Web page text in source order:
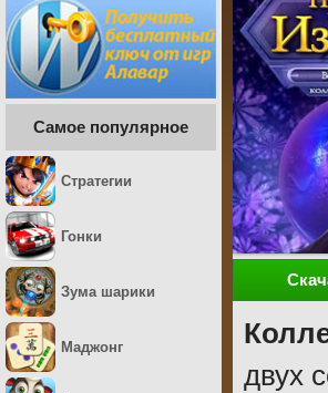
двух
Самое популярное
Стратегии
Гонки
Зума шарики
Маджонг